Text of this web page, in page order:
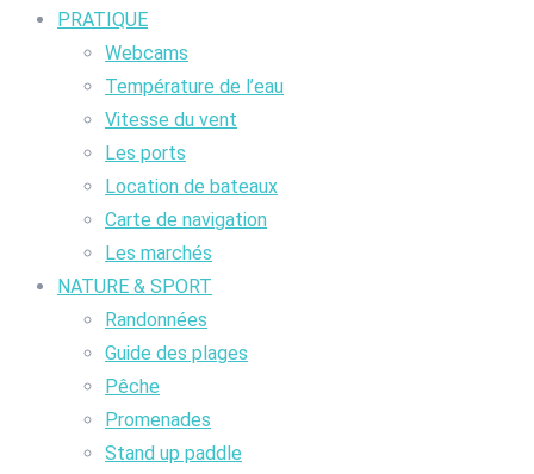
PRATIQUE
Webcams
Température de l’eau
Vitesse du vent
Les ports
Location de bateaux
Carte de navigation
Les marchés
NATURE & SPORT
Randonnées
Guide des plages
Pêche
Promenades
Stand up paddle